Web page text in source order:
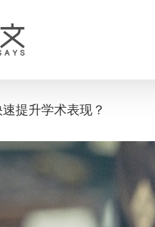
提升学术表现？